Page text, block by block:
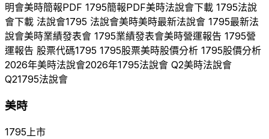
明會美時簡報PDF 1795簡報PDF美時法說會下載 1795法說
會下載 法說會1795 法說會美時美時最新法說會 1795最新法
說會美時業績發表會 1795業績發表會美時營運報告 1795營
運報告 股票代碼1795 1795股票美時股價分析 1795股價分析
2026年美時法說會2026年1795法說會 Q2美時法說會
Q21795法說會
美時
1795上市